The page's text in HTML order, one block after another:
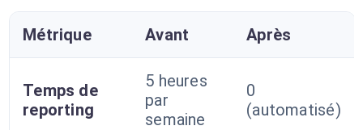
Métrique Avant Après
Temps de
reporting
5 heures
par
semaine
0
(automatisé)